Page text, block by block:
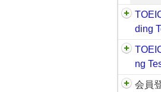
ding
ng
会員